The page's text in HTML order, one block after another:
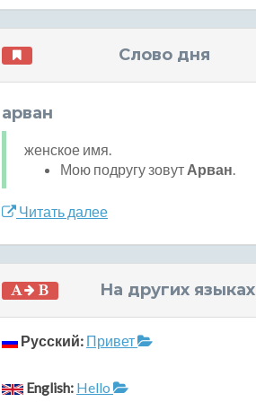
Слово дня
арван
женское имя.
Мою подругу зовут Арван.
Читать далее
На других языках
Русский: Привет
English: Hello